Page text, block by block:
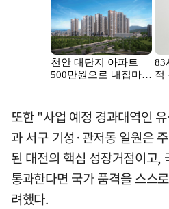
또한 "사업 예정 경과대역인
과 서구 기성·관저동 일원은
된 대전의 핵심 성장거점이고,
통과한다면 국가 품격을 스스
려했다.